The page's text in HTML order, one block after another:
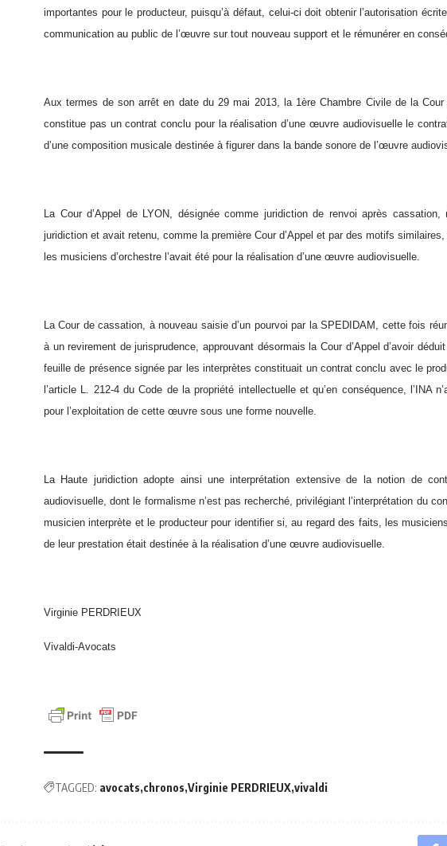
importantes pour le producteur, puisqu’à défaut, celui-ci doit obtenir l’autorisation
communication au public de l’œuvre sur tout nouveau support et le rémunérer en
Aux termes de son arrêt en date du 29 mai 2013, la 1ère Chambre Civile de la
constitue pas un contrat conclu pour la réalisation d’une œuvre audiovisuelle le
d’une composition musicale destinée à figurer dans la bande sonore de l’œuvre
La Cour d’Appel de LYON, désignée comme juridiction de renvoi après
juridiction et avait retenu, comme la première Cour d’Appel et par des motifs
les musiciens d’orchestre l’avait été pour la réalisation d’une œuvre audiovisuelle.
La Cour de cassation, à nouveau saisie d’un pourvoi par la SPEDIDAM, cette fois
à un revirement de jurisprudence, approuvant désormais la Cour d’Appel d’avoir
feuille de présence signée par les interprètes constituait un contrat conclu avec le
l’article L. 212-4 du Code de la propriété intellectuelle et qu’en conséquence, l’INA
pour l’exploitation de cette œuvre sous une forme nouvelle.
La Haute juridiction adopte ainsi une interprétation extensive de la notion de
audiovisuelle, dont le formalisme n’est pas recherché, privilégiant l’interprétation du
musicien interprète et le producteur pour identifier si, au regard des faits, les
de leur prestation était destinée à la réalisation d’une œuvre audiovisuelle.
Virginie PERDRIEUX
Vivaldi-Avocats
TAGGED: avocats chronos Virginie PERDRIEUX vivaldi